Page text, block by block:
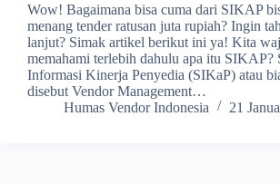
Wow! Bagaimana bisa cuma dari SIKAP
menang tender ratusan juta rupiah? Ingin
lanjut? Simak artikel berikut ini ya! Kita
memahami terlebih dahulu apa itu SIKAP?
Informasi Kinerja Penyedia (SIKaP) atau
disebut Vendor Management…
Humas Vendor Indonesia
21